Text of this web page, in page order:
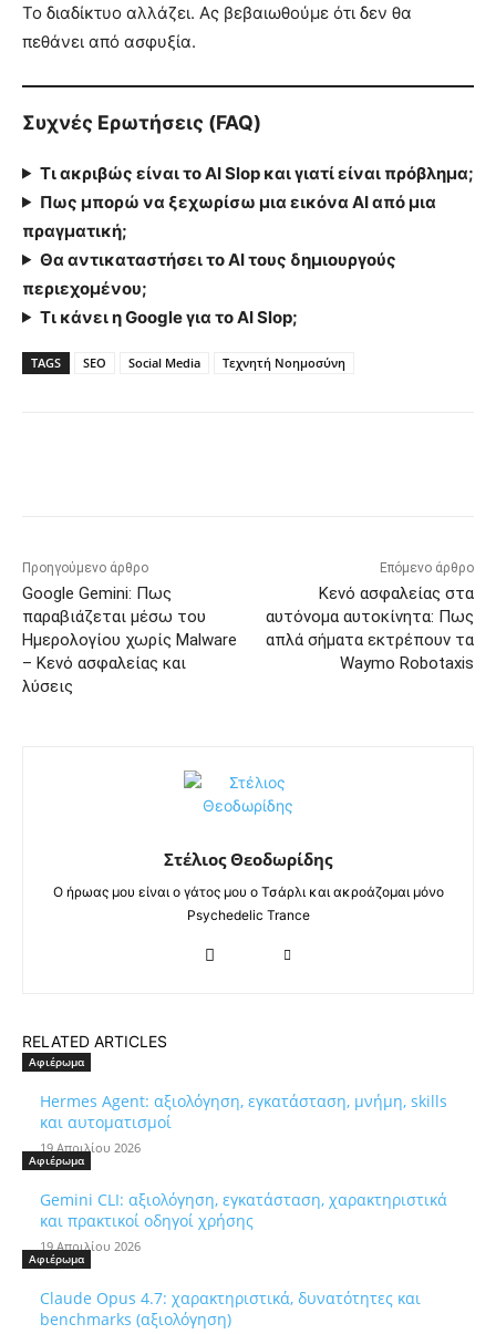
Το διαδίκτυο αλλάζει. Ας βεβαιωθούμε ότι δεν θα
πεθάνει από ασφυξία.
Συχνές Ερωτήσεις (FAQ)
Τι ακριβώς είναι το AI Slop και γιατί είναι πρόβλημα;
Πως μπορώ να ξεχωρίσω μια εικόνα AI από μια
πραγματική;
Θα αντικαταστήσει το AI τους δημιουργούς
περιεχομένου;
Τι κάνει η Google για το AI Slop;
TAGS SEO Social Media Τεχνητή Νοημοσύνη
Προηγούμενο άρθρο
Google Gemini: Πως
παραβιάζεται μέσω του
Ημερολογίου χωρίς Malware
– Κενό ασφαλείας και
λύσεις
Επόμενο άρθρο
Κενό ασφαλείας στα
αυτόνομα αυτοκίνητα: Πως
απλά σήματα εκτρέπουν τα
Waymo Robotaxis
Στέλιος Θεοδωρίδης
Ο ήρωας μου είναι ο γάτος μου ο Τσάρλι και ακροάζομαι μόνο
Psychedelic Trance
RELATED ARTICLES
Αφιέρωμα
Hermes Agent: αξιολόγηση, εγκατάσταση, μνήμη, skills
και αυτοματισμοί
19 Απριλίου 2026
Αφιέρωμα
Gemini CLI: αξιολόγηση, εγκατάσταση, χαρακτηριστικά
και πρακτικοί οδηγοί χρήσης
19 Απριλίου 2026
Αφιέρωμα
Claude Opus 4.7: χαρακτηριστικά, δυνατότητες και
benchmarks (αξιολόγηση)